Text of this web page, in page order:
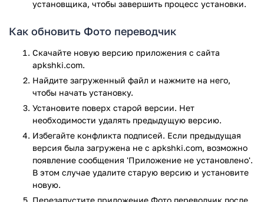
установщика, чтобы завершить процесс установки.
Как обновить Фото переводчик
Скачайте новую версию приложения с сайта
apkshki.com.
Найдите загруженный файл и нажмите на него,
чтобы начать установку.
Установите поверх старой версии. Нет
необходимости удалять предыдущую версию.
Избегайте конфликта подписей. Если предыдущая
версия была загружена не с apkshki.com, возможно
появление сообщения 'Приложение не установлено'.
В этом случае удалите старую версию и установите
новую.
Перезапустите приложениe Фото переводчик после